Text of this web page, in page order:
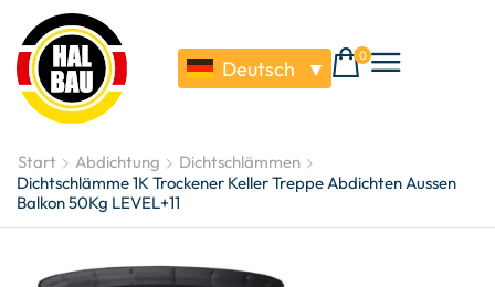
Deutsch ▼
0
Start Abdichtung
Dichtschlämmen
Dichtschlämme 1K Trockener Keller Treppe Abdichten Aussen
Balkon 50Kg LEVEL+11